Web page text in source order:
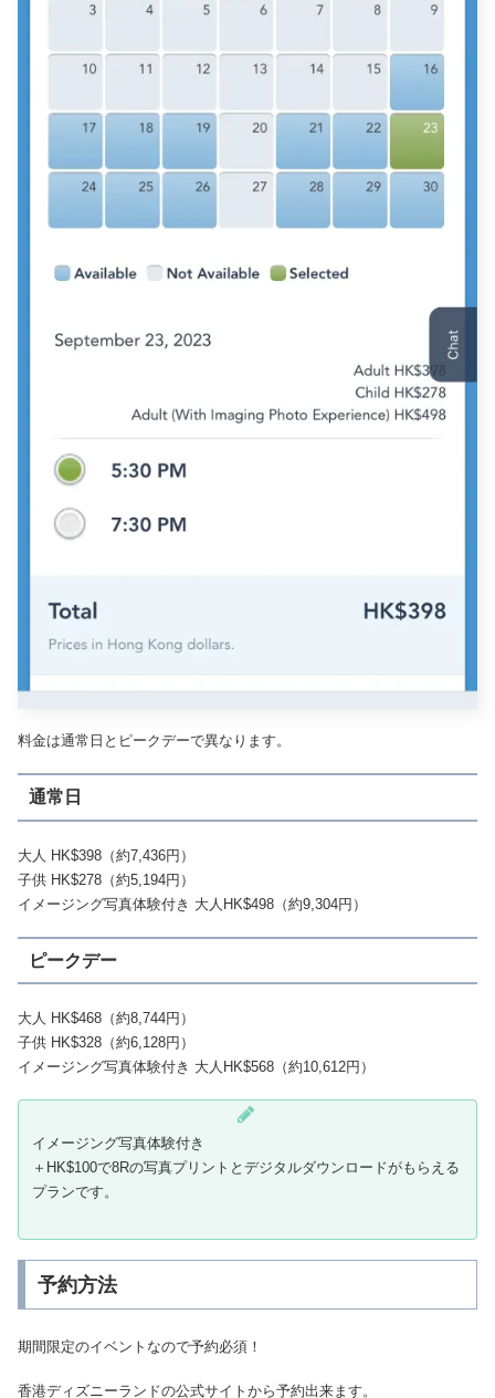
料金は通常日とピークデーで異なります。
通常日
大人 HK$398（約7,436円）
子供 HK$278（約5,194円）
イメージング写真体験付き 大人HK$498（約9,304円）
ピークデー
大人 HK$468（約8,744円）
子供 HK$328（約6,128円）
イメージング写真体験付き 大人HK$568（約10,612円）
イメージング写真体験付き
＋HK$100で8Rの写真プリントとデジタルダウンロードがもらえる
プランです。
予約方法
期間限定のイベントなので予約必須！
香港ディズニーランドの公式サイトから予約出来ます。